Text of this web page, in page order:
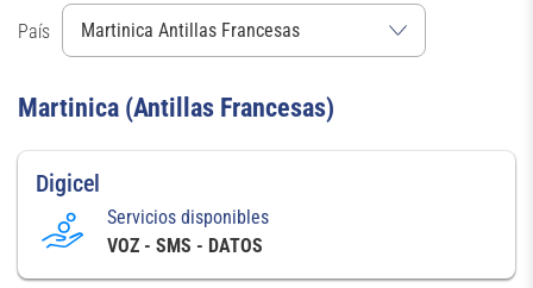
País
Martinica (Antillas Francesas)
Digicel
Servicios disponibles
VOZ - SMS - DATOS